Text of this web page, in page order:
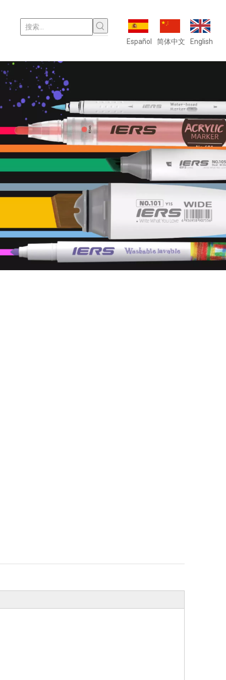
Español 简体中文 English